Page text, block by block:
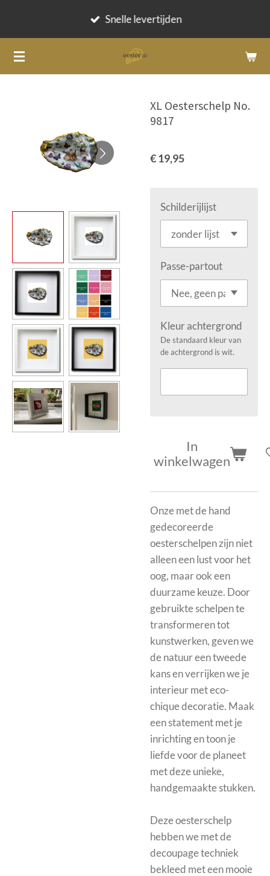
de
Snelle levertijden
XL Oesterschelp No.
9817
€ 19,95
Schilderijlijst
Passe-partout
Kleur achtergrond
De standaard kleur van
de achtergrond is wit.
In
winkelwagen
Onze met de hand
gedecoreerde
oesterschelpen zijn niet
alleen een lust voor het
oog, maar ook een
duurzame keuze. Door
gebruikte schelpen te
transformeren tot
kunstwerken, geven we
de natuur een tweede
kans en verrijken we je
interieur met eco-
chique decoratie. Maak
een statement met je
inrichting en toon je
liefde voor de planeet
met deze unieke,
handgemaakte stukken.
Deze oesterschelp
hebben we met de
decoupage techniek
bekleed met een mooie